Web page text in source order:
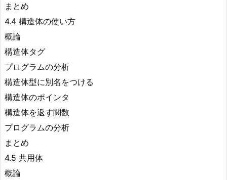
まとめ
4.4 構造体の使い方
概論
構造体タグ
プログラムの分析
構造体型に別名をつける
構造体のポインタ
構造体を返す関数
プログラムの分析
まとめ
4.5 共用体
概論